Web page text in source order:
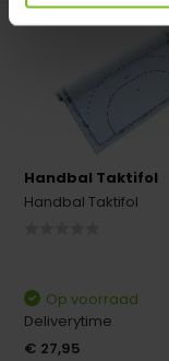
Handbal Taktifol
Handbal Taktifol
Op voorraad
Deliverytime
€ 27,95